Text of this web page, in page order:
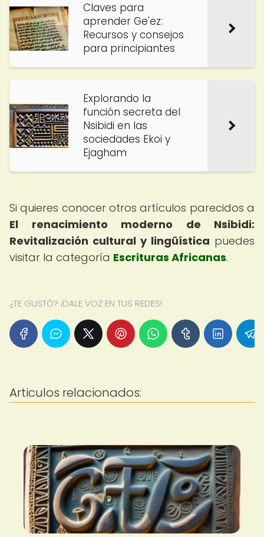
Claves para
aprender Ge'ez:
Recursos y consejos
para principiantes
Explorando la
función secreta del
Nsibidi en las
sociedades Ekoi y
Ejagham
Si quieres conocer otros artículos parecidos a
El renacimiento moderno de Nsibidi:
Revitalización cultural y lingüística puedes
visitar la categoría Escrituras Africanas.
¿TE GUSTÓ? ¡DALE VOZ EN TUS REDES!
Articulos relacionados: